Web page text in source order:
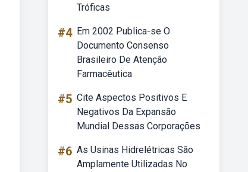
Tróficas
#4 Em 2002 Publica-se O
Documento Consenso
Brasileiro De Atenção
Farmacêutica
#5 Cite Aspectos Positivos E
Negativos Da Expansão
Mundial Dessas Corporações
#6 As Usinas Hidrelétricas São
Amplamente Utilizadas No